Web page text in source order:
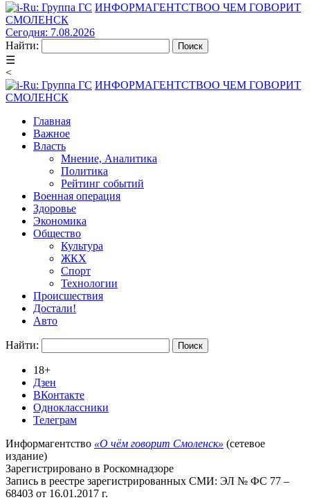
ИНФОРМАГЕНТСТВОО ЧЕМ ГОВОРИТ
СМОЛЕНСК
Сегодня: 7.08.2026
Найти:
☰
<
ИНФОРМАГЕНТСТВОО ЧЕМ ГОВОРИТ
СМОЛЕНСК
Главная
Важное
Власть
Мнение, Аналитика
Политика
Рейтинг событий
Военная операция
Здоровье
Экономика
Общество
Культура
ЖКХ
Спорт
Технологии
Происшествия
Достали!
Авто
Найти:
18+
Дзен
ВКонтакте
Одноклассники
Телеграм
Информагентство «О чём говорит Смоленск» (сетевое
издание)
Зарегистрировано в Роскомнадзоре
Запись в реестре зарегистрированных СМИ: ЭЛ № ФС 77 –
68403 от 16.01.2017 г.